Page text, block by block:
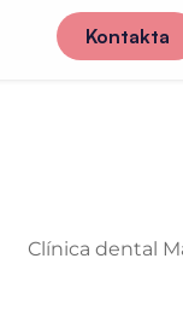
Kontakta